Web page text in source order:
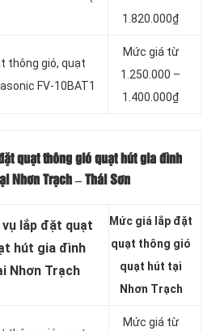
1.820.000₫
thông gió, quạt
FV-10BAT1
Mức giá từ
1.250.000 –
1.400.000₫
quạt thông gió quạt hút gia đình
Nhơn Trạch – Thái Sơn
lắp đặt quạt
hút gia đình
Nhơn Trạch
Mức giá lắp đặt
quạt thông gió
quạt hút tại
Nhơn Trạch
Mức giá từ